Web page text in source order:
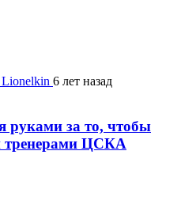
Lionelkin 6 лет назад
руками за то, чтобы
тренерами ЦСКА